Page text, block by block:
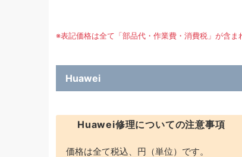
※表記価格は全て「部品代・作業費・消費税」が含ま
Huawei
Huawei修理についての注意事項
価格は全て税込、円（単位）です。